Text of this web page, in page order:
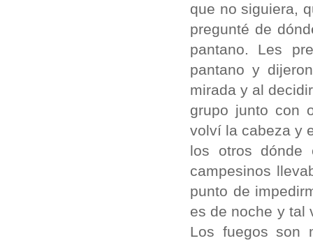
que no siguiera,
pregunté de
pantano. Les
pantano y
mirada y al
grupo junto con
volví la cabeza y
los otros dónde
campesinos
punto de
es de noche y tal
Los fuegos son